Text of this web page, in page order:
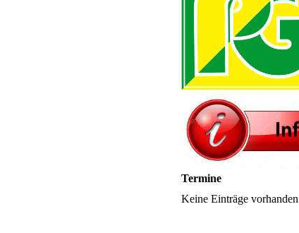
Termine
Keine Einträge